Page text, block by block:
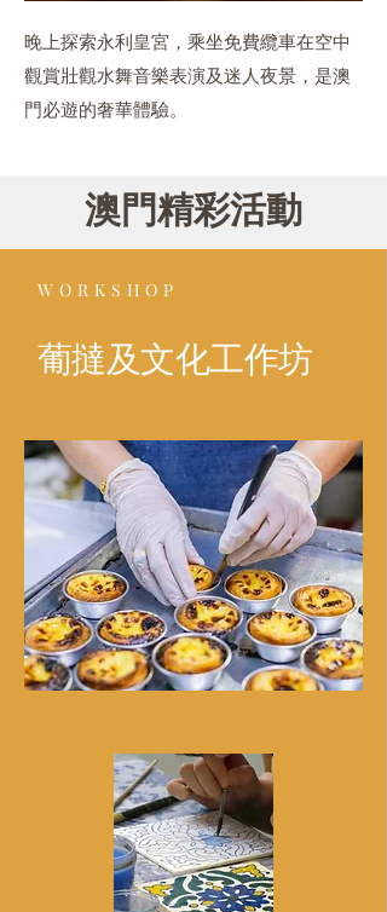
晚上探索永利皇宮，乘坐免費纜車在空中
觀賞壯觀水舞音樂表演及迷人夜景，是澳
門必遊的奢華體驗。
澳門精彩活動
WORKSHOP
葡撻及文化工作坊